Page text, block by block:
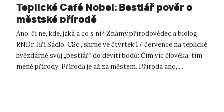
Teplické Café Nobel: Bestiář pověr o
městské přírodě
Ano, či ne, kde, jaká a co s ní? Známý přírodovědec a biolog
RNDr. Jiří Sádlo, CSc., shrne ve čtvrtek 17. července na teplické
hvězdárně svůj „bestiář“ do devíti bodů: Čím víc člověka, tím
méně přírody. Příroda je až za městem. Příroda ano, ...